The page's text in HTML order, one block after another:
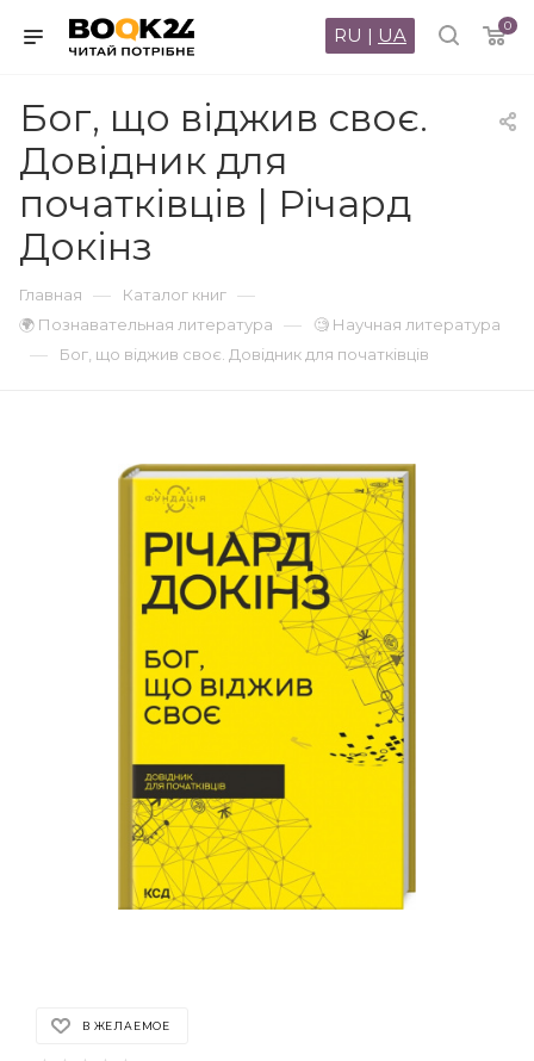
0
RU | UA
Бог, що віджив своє.
Довідник для
початківців | Річард
Докінз
Главная — Каталог книг —
🌍 Познавательная литература — 🧐 Научная литература
— Бог, що віджив своє. Довідник для початківців
В ЖЕЛАЕМОЕ